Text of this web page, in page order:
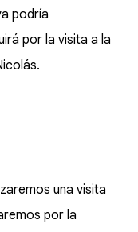
podría
por la visita a la
una visita
por la